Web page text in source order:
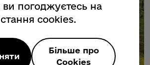
ви погоджуєтесь на
cookies.
Більше про
Cookies